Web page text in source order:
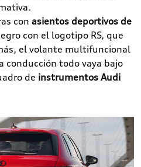
con asientos deportivos de
con el logotipo RS, que
el volante multifuncional
conducción todo vaya bajo
de instrumentos Audi